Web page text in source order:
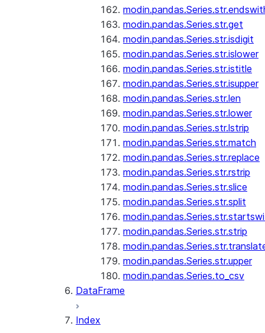
modin.pandas.Series.str.get
modin.pandas.Series.str.isdigit
modin.pandas.Series.str.islower
modin.pandas.Series.str.istitle
modin.pandas.Series.str.isupper
modin.pandas.Series.str.len
modin.pandas.Series.str.lower
modin.pandas.Series.str.lstrip
modin.pandas.Series.str.match
modin.pandas.Series.str.replace
modin.pandas.Series.str.rstrip
modin.pandas.Series.str.slice
modin.pandas.Series.str.split
modin.pandas.Series.str.strip
modin.pandas.Series.str.upper
modin.pandas.Series.to_csv
DataFrame
Index